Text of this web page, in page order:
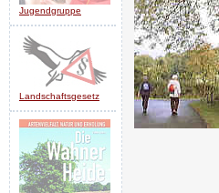
Jugendgruppe
Landschaftsgesetz